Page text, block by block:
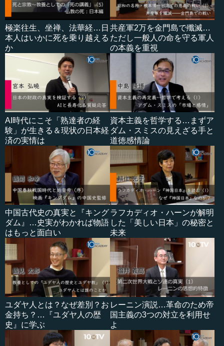
極楽往生、坐禅、法華経…日
本人はいかに死を乗り越える
か
共産軍2万を金門島で殲滅…
ただし一般人の命を守る軍人
の本義を重視
AI時代にこそ「熟達者の経
験」が生きる＆現状の日本経
済の実情は
資本主義を哲学する…まずア
ダム・スミスの見えざる手と
道徳感情論
中国古代史の真実と『キング
ダム』…史実がわかれば物語
はもっと面白い
ラフカディオ・ハーンが解明
した「美しい日本」の秘密と
未来
ユダヤ人とは？なぜ差別？お
金持ち？…『ユダヤ人の歴
史』に学ぶ
レーニン演説…革命のため帝
国主義の3つの対立を利用せ
よ